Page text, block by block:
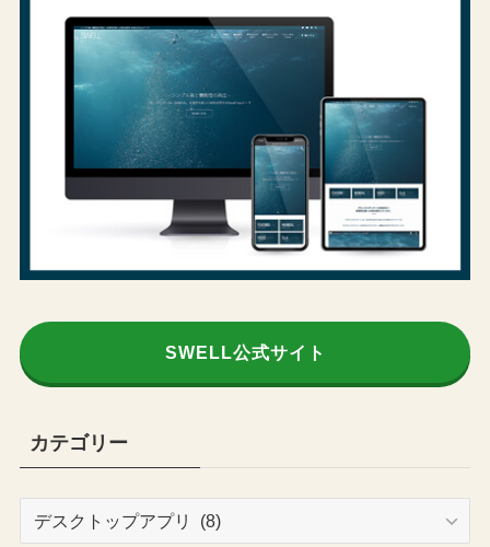
SWELL公式サイト
カテゴリー